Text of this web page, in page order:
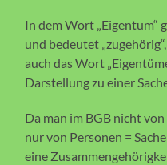
In dem Wort „Eigentum“
und bedeutet
auch das Wort
Darstellung zu einer
Da man im BGB nicht
nur von Personen =
eine